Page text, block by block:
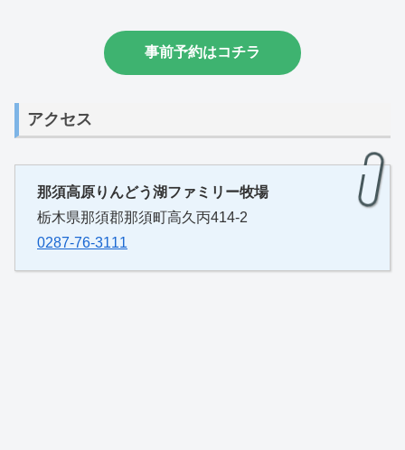
事前予約はコチラ
アクセス
那須高原りんどう湖ファミリー牧場
栃木県那須郡那須町高久丙414-2
0287-76-3111